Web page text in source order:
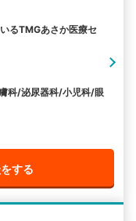
るTMGあさか医療セ
科/泌尿器科/小児科/眼
する